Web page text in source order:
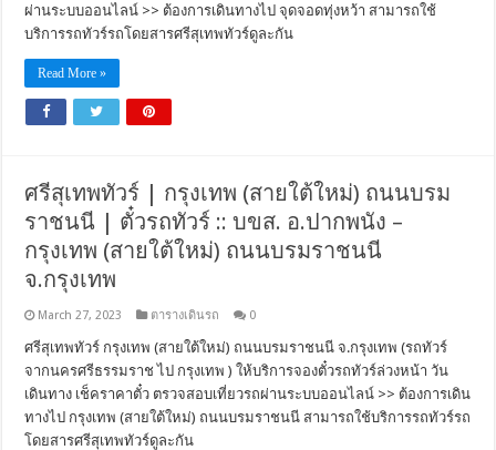
ผ่านระบบออนไลน์ >> ต้องการเดินทางไป จุดจอดทุ่งหว้า สามารถใช้
บริการรถทัวร์รถโดยสารศรีสุเทพทัวร์ดูละกัน
Read More »
ศรีสุเทพทัวร์ | กรุงเทพ (สายใต้ใหม่) ถนนบรม
ราชนนี | ตั๋วรถทัวร์ :: บขส. อ.ปากพนัง –
กรุงเทพ (สายใต้ใหม่) ถนนบรมราชนนี
จ.กรุงเทพ
March 27, 2023 ตารางเดินรถ 0
ศรีสุเทพทัวร์ กรุงเทพ (สายใต้ใหม่) ถนนบรมราชนนี จ.กรุงเทพ (รถทัวร์
จากนครศรีธรรมราช ไป กรุงเทพ ) ให้บริการจองตั๋วรถทัวร์ล่วงหน้า วัน
เดินทาง เช็คราคาตั๋ว ตรวจสอบเที่ยวรถผ่านระบบออนไลน์ >> ต้องการเดิน
ทางไป กรุงเทพ (สายใต้ใหม่) ถนนบรมราชนนี สามารถใช้บริการรถทัวร์รถ
โดยสารศรีสุเทพทัวร์ดูละกัน